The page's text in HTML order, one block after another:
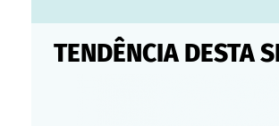
TENDÊNCIA DESTA